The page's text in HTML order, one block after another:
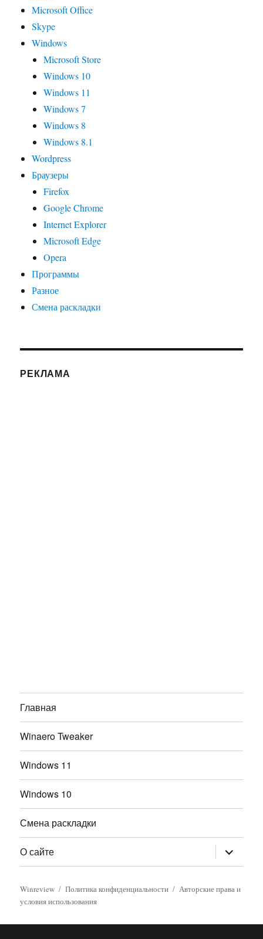
Microsoft Office
Skype
Windows
Microsoft Store
Windows 10
Windows 11
Windows 7
Windows 8
Windows 8.1
Wordpress
Браузеры
Firefox
Google Chrome
Internet Explorer
Microsoft Edge
Opera
Программы
Разное
Смена раскладки
РЕКЛАМА
Главная
Winaero Tweaker
Windows 11
Windows 10
Смена раскладки
О сайте раскрыть
дочернее
меню
Winreview Политика конфиденциальности
Авторские права и
условия использования